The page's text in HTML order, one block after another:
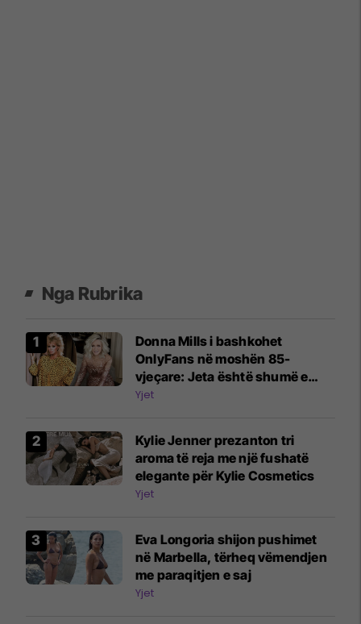
Nga Rubrika
Donna Mills i bashkohet
OnlyFans në moshën 85-
vjeçare: Jeta është shumë e
shkurtër për të qëndruar
Yjet
Kylie Jenner prezanton tri
aroma të reja me një fushatë
elegante për Kylie Cosmetics
Yjet
Eva Longoria shijon pushimet
në Marbella, tërheq vëmendjen
me paraqitjen e saj
Yjet